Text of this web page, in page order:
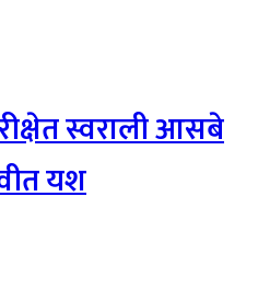
स्वराली आसबे
यश